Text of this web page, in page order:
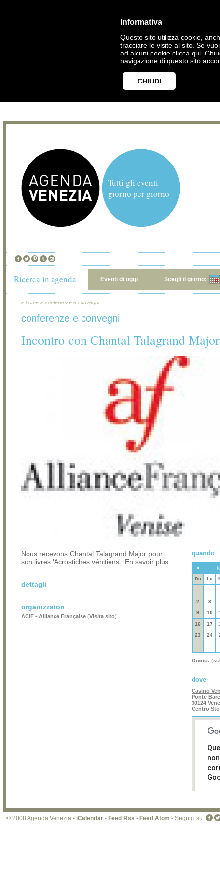
Informativa
Questo sito utilizza cookie,
tracciare le visite al sito. Se
ad alcuni cookie clicca qui .
navigazione di questo sito
CHIUDI
Tutti gli eventi
giorno per giorno
Ricerca in agenda Eventi di oggi Scegli il giorno:
» home » conferenze e convegni
conferenze e convegni
Incontro con Chantal Talagrand Major
Nous recevons Chantal Talagrand Major pour
son livres 'Acrostiches vénitiens'. En savoir plus.
dettagli
organizzatori
ACIF - Alliance Française (Visita sito)
quando
«
Do Lu
2 3
9 10
16 17
23 24
Orario:
dove
Casino
Ponte
30124
Centro
di
sito
© 2008 Agenda Venezia - iCalendar - Feed Rss - Feed Atom - Seguici su: